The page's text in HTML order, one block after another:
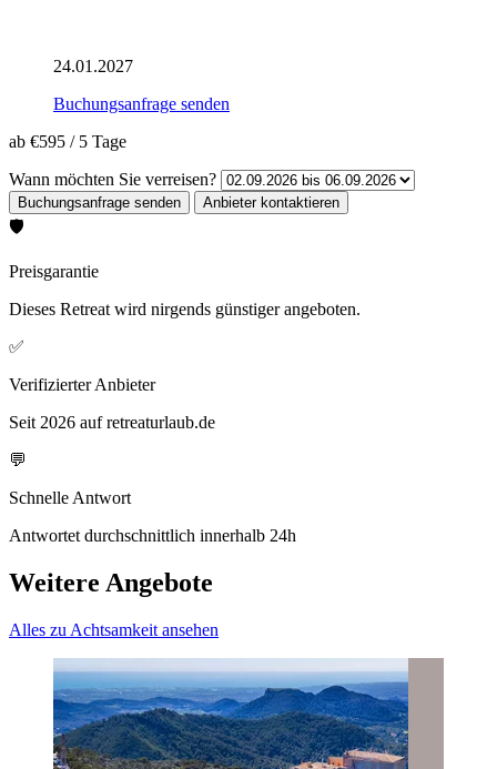
24.01.2027
Buchungsanfrage senden
ab €595 / 5 Tage
Wann möchten Sie verreisen?
🛡️
Preisgarantie
Dieses Retreat wird nirgends günstiger angeboten.
✅
Verifizierter Anbieter
Seit 2026 auf retreaturlaub.de
💬
Schnelle Antwort
Antwortet durchschnittlich innerhalb 24h
Weitere Angebote
Alles zu Achtsamkeit ansehen